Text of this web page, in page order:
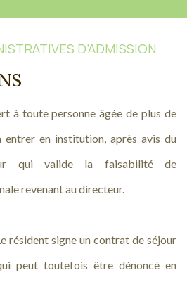
D’ADMISSION
à toute personne âgée de plus de
entrer en institution, après avis du
qui valide la faisabilité de
revenant au directeur.
résident signe un contrat de séjour
peut toutefois être dénoncé en